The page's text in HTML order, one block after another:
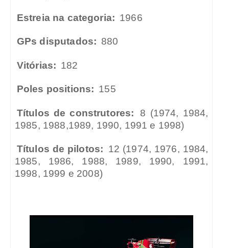
Estreia na categoria: 1966
GPs disputados: 880
Vitórias: 182
Poles positions: 155
Títulos de construtores:
8 (1974, 1984,
1985, 1988,1989, 1990, 1991 e 1998)
Títulos de pilotos: 12 (1974, 1976, 1984,
1985, 1986, 1988, 1989, 1990, 1991,
1998, 1999 e 2008)